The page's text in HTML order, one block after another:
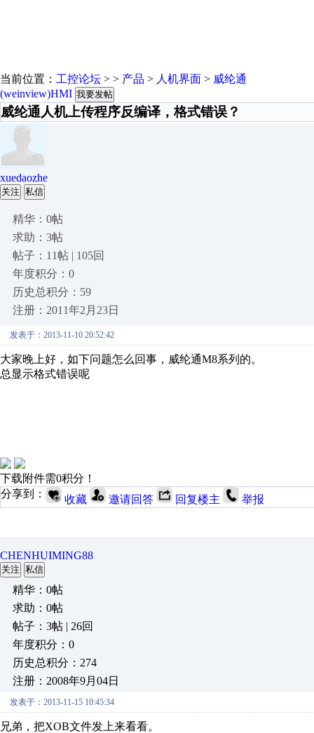
当前位置： 工控论坛 > > 产品 > 人机界面 > 威纶通
(weinview)HMI 我要发帖
威纶通人机上传程序反编译，格式错误？
xuedaozhe
关注 私信
精华：0帖
求助：3帖
帖子：11帖 | 105回
年度积分：0
历史总积分：59
注册：2011年2月23日
发表于：2013-11-10 20:52:42
大家晚上好，如下问题怎么回事，威纶通M8系列的。
总显示格式错误呢
下载附件需0积分！
分享到：
收藏 邀请回答 回复楼主 举报
CHENHUIMING88
关注 私信
精华：0帖
求助：0帖
帖子：3帖 | 26回
年度积分：0
历史总积分：274
注册：2008年9月04日
发表于：2013-11-15 10:45:34
兄弟，把XOB文件发上来看看。